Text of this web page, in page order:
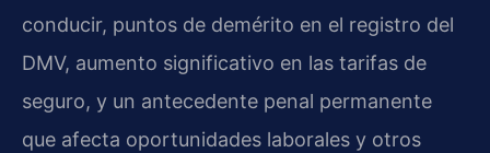
conducir, puntos de demérito en el registro del
DMV, aumento significativo en las tarifas de
seguro, y un antecedente penal permanente
que afecta oportunidades laborales y otros